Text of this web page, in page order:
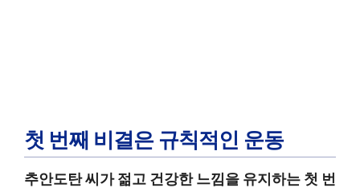
첫 번째 비결은 규칙적인 운동
추안도탄 씨가 젊고 건강한 느낌을 유지하는 첫 번